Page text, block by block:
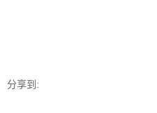
分享到: